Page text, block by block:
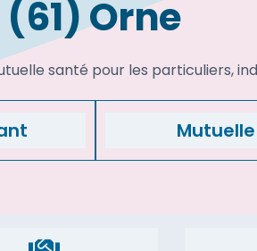
Orne
santé pour les particuliers,